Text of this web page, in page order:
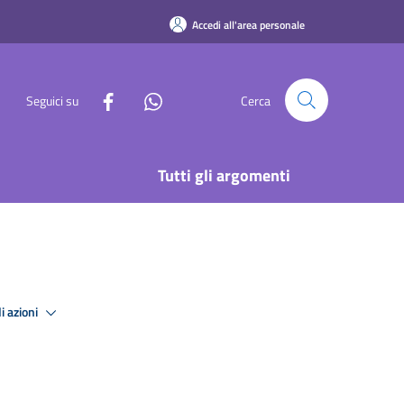
Accedi all'area personale
Seguici su Cerca
Tutti gli argomenti
azioni